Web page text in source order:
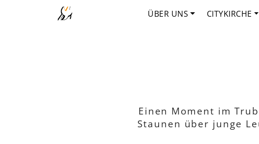
ÜBER UNS CITYKIRCHE
Einen Moment im
Staunen über junge